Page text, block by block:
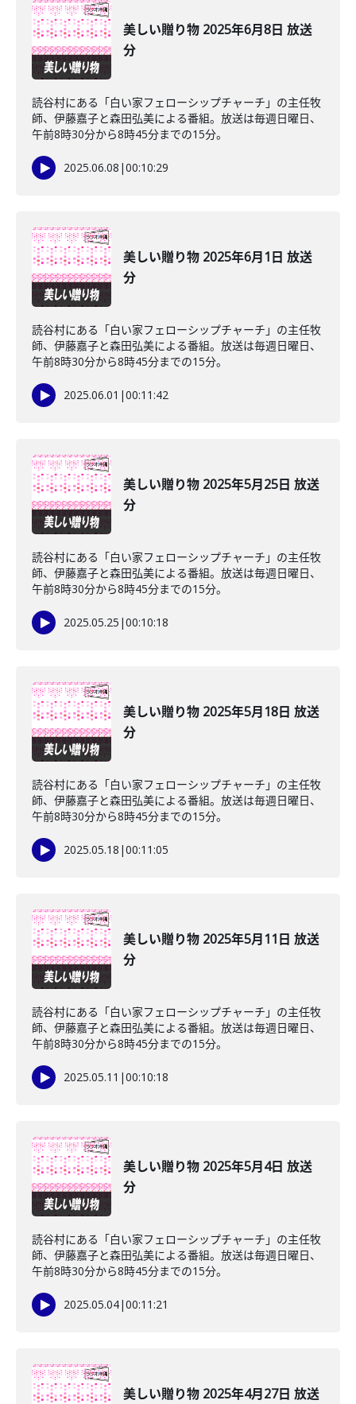
美しい贈り物 2025年6月8日 放送
分
読谷村にある「白い家フェローシップチャーチ」の主任牧
師、伊藤嘉子と森田弘美による番組。放送は毎週日曜日、
午前8時30分から8時45分までの15分。
2025.06.08 |00:10:29
美しい贈り物 2025年6月1日 放送
分
読谷村にある「白い家フェローシップチャーチ」の主任牧
師、伊藤嘉子と森田弘美による番組。放送は毎週日曜日、
午前8時30分から8時45分までの15分。
2025.06.01 |00:11:42
美しい贈り物 2025年5月25日 放送
分
読谷村にある「白い家フェローシップチャーチ」の主任牧
師、伊藤嘉子と森田弘美による番組。放送は毎週日曜日、
午前8時30分から8時45分までの15分。
2025.05.25 |00:10:18
美しい贈り物 2025年5月18日 放送
分
読谷村にある「白い家フェローシップチャーチ」の主任牧
師、伊藤嘉子と森田弘美による番組。放送は毎週日曜日、
午前8時30分から8時45分までの15分。
2025.05.18 |00:11:05
美しい贈り物 2025年5月11日 放送
分
読谷村にある「白い家フェローシップチャーチ」の主任牧
師、伊藤嘉子と森田弘美による番組。放送は毎週日曜日、
午前8時30分から8時45分までの15分。
2025.05.11 |00:10:18
美しい贈り物 2025年5月4日 放送
分
読谷村にある「白い家フェローシップチャーチ」の主任牧
師、伊藤嘉子と森田弘美による番組。放送は毎週日曜日、
午前8時30分から8時45分までの15分。
2025.05.04|00:11:21
美しい贈り物 2025年4月27日 放送